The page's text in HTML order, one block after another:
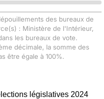
des bureaux de
: Ministère de l'Intérieur,
les bureaux de vote.
décimale, la somme des
être égale à 100%.
législatives 2024